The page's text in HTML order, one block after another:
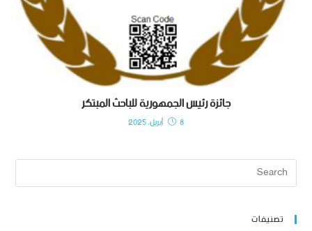
جائزة رئيس الجمهورية للباحث المبتكر
8 أبريل، 2025
تصنيفات